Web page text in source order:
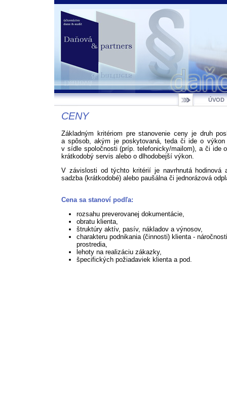
ÚVOD
CENY
Základným kritériom pre stanovenie ceny je druh
a spôsob, akým je poskytovaná, teda či ide o výkon
v sídle spoločnosti (príp. telefonicky/mailom), a či ide
krátkodobý servis alebo o dlhodobejší výkon.
V závislosti od týchto kritérií je navrhnutá hodinová
sadzba (krátkodobé) alebo paušálna či jednorázová
Cena sa stanoví podľa:
rozsahu preverovanej dokumentácie,
obratu klienta,
štruktúry aktív, pasív, nákladov a výnosov,
charakteru podnikania (činnosti) klienta -
prostredia,
lehoty na realizáciu zákazky,
špecifických požiadaviek klienta a pod.